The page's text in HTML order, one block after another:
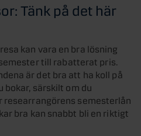
Tänk på det här
kan vara en bra lösning
till rabatterat pris.
är det bra att ha koll på
bokar, särskilt om du
semesterlån
bra kan snabbt bli en riktigt